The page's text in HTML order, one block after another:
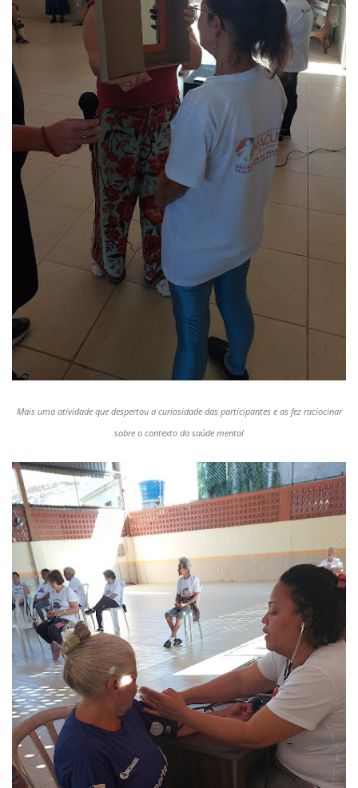
Mais uma atividade que despertou a curiosidade das participantes e as fez raciocinar
sobre o contexto da saúde mental